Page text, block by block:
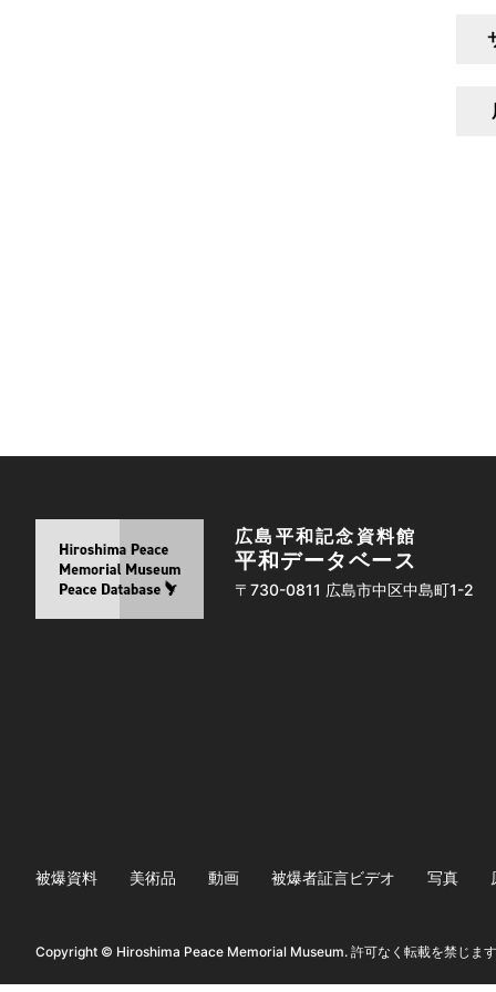
広島平和記念資料館
平和データベース
〒730-0811 広島市中区中島町1-2
被爆資料 美術品 動画 被爆者証言ビデオ 写真
Copyright © Hiroshima Peace Memorial Museum. 許可なく転載を禁じま